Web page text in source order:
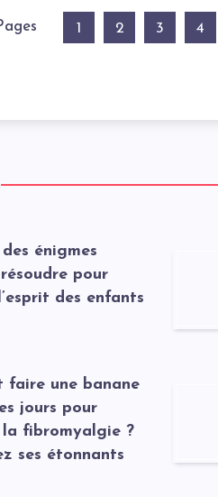
1 2 3 4
énigmes
pour
des enfants
faire une banane
jours pour
fibromyalgie ?
ses étonnants